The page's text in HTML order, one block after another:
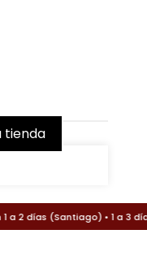
tienda
2 días (Santiago) • 1 a 3